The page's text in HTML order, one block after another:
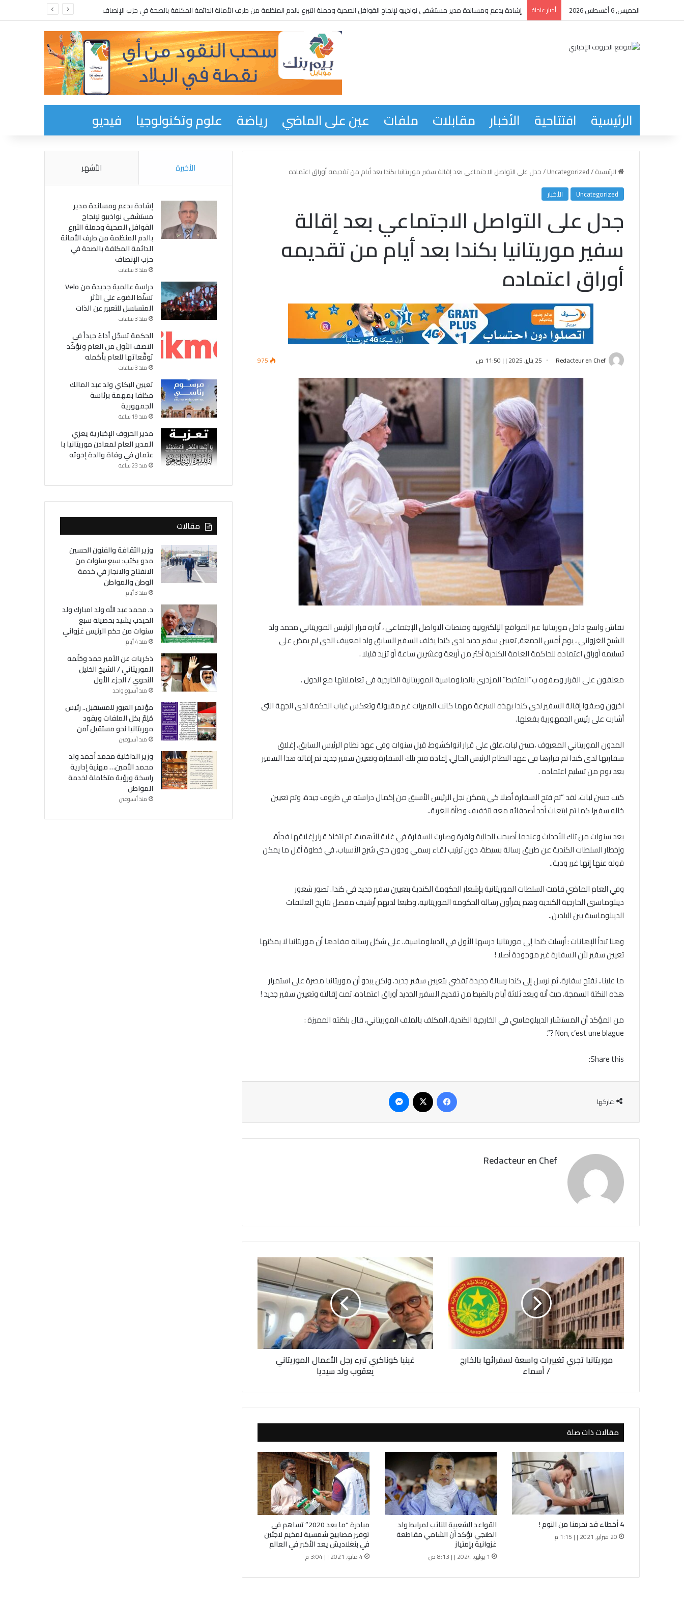
الخميس, 6 أغسطس 2026 أخبار عاجلة إشادة بدعم ومساندة مدير مستشفى نواذيبو لإنجاح القوافل الصحية وحملة التبرع بالدم المنظمة من طرف الأمانة الدائمة المكلفة بالصحة في حزب الإنصاف
الرئيسية افتتاحية الأخبار مقابلات ملفات عين على الماضي رياضة علوم وتكنولوجيا فيديو
الرئيسية/
Uncategorized
/جدل على التواصل الاجتماعي بعد إقالة سفير موريتانيا بكندا بعد أيام من تقديمه أوراق اعتماده
Uncategorized
الأخبار
جدل على التواصل الاجتماعي بعد إقالة
سفير موريتانيا بكندا بعد أيام من تقديمه
أوراق اعتماده
Redacteur en Chef 25 يناير, 2025 | | 11:50 ص 975
نقاش واسع داخل موريتانيا عبر المواقع الإلكترونية ومنصات التواصل الإجتماعي ، أثاره قرار الرئيس الموريتاني محمد ولد
الشيخ الغزواني ، يوم أمس الجمعة, تعيين سفير جديد لدى كندا يخلف السفير السابق ولد امعييف الذى لم يمض على
تسليمه أوراق اعتماده للحاكمة العامة الكندية أكثر من أربعة وعشرين ساعة أو تزيد قليلا .
معلقون على القرار وصفوه ب”المتخبط” المزدرى بالدبلوماسية الموريتانية الخارجية فى تعاملاتها مع الدول .
آخرون وصفوا إقالة السفير لدى كندا بهذه السرعة مهما كانت المبررات غير مقبولة وتعكس غياب الحكمة لدى الجهة التى
أشارت على رئيس الجمهورية بفعلها.
المدون الموريتاني المعروف ،حسن لبات،علق على قرار انواكشوط، قبل سنوات وفى عهد نظام الرئيس السابق، إغلاق
سفارتها لدى كندا ثم قرارها فى عهد النظام الرئيس الحالي، إعادة فتح تلك السفارة وتعيين سفير جديد ثم إقالة هذا السفير
بعد يوم من تسليم اعتماده .
كتب حسن لبات، لقد “تم فتح السفارة أصلا كي يتمكن نجل الرئيس الأسبق من إكمال دراسته في ظروف جيدة، وتم تعيين
خاله سفيرا كما تم ابتعاث أحد أصدقائه معه لتخفيف وطأة الغربة..
بعد سنوات من تلك الأحداث وعندما أصبحت الجالية وافرة وصارت السفارة في غاية الأهمية، تم اتخاذ قرار إغلاقها فجأة،
وإخطار السلطات الكندية عن طريق رسالة بسيطة، دون ترتيب لقاء رسمي ودون حتى شرح الأسباب، في خطوة أقل ما يمكن
قوله عنها إنها غير ودية..
وفي العام الماضي قامت السلطات الموريتانية بإشعار الحكومة الكندية بتعيين سفير جديد في كندا. تصور شعور
ديبلوماسيي الخارجية الكندية وهم يقرأون رسالة الحكومة الموريتانية، وطبعا لديهم أرشيف مفصل بتاريخ العلاقات
الديبلوماسية بين البلدين..
وهنا تبدأ الإهانات : أرسلت كندا إلى موريتانيا درسها الأول في الديبلوماسية.. على شكل رسالة مفادها أن موريتانيا لا يمكنها
تعيين سفير لأن السفارة غير موجودة أصلا !
ما علينا.. نفتح سفارة. ثم نرسل إلى كندا رسالة جديدة تقضي بتعيين سفير جديد. ولكن يبدو أن موريتانيا مصرة على استمرار
هذه النكتة السمجة، حيث أنه وبعد ثلاثة أيام بالضبط من تقديم السفير الجديد أوراق اعتماده، تمت إقالته وتعيين سفير جديد !
من المؤكد أن المستشار الديبلوماسي في الخارجية الكندية، المكلف بالملف الموريتاني، قال بلكنته المميزة :
Non, c’est une blague ?”.
Share this:
شاركها
Redacteur en Chef
م
و
ر
ي
ت
ا
ن
ي
ا
ي
غ
ي
ر
ا
ع
ل
س
موريتانيا تجري تغييرات واسعة لسفرائها بالخارج
/ أسماء
غ
ي
ن
ي
ا
ك
و
ن
ا
ت
ر
ء
ج
ل
ا
ل
أ
ع
م
ا
ل
ا
م
غينيا كوناكري تبرء رجل الأعمال الموريتاني
يعقوب ولد سيديا
مقالات ذات صلة
4 أخطاء قد تحرمنا من النوم !
20 فبراير, 2021 | | 1:15 م
القواعد الشعبية للنائب لمرابط ولد
الطنجي تؤكد أن الشامي مقاطعة
غزوانية بإمتياز
1 يوليو, 2024 | | 8:13 ص
مبادرة “ما بعد 2020” تساهم في
توفير مصابيح شمسية لمخيم لاجئين
في بنغلاديش يعد الأكبر في العالم
4 مايو, 2021 | | 3:04 م
الأخيرة الأشهر
إشادة بدعم ومساندة مدير
مستشفى نواذيبو لإنجاح
القوافل الصحية وحملة التبرع
بالدم المنظمة من طرف الأمانة
الدائمة المكلفة بالصحة في
حزب الإنصاف
منذ 3 ساعات
دراسة عالمية جديدة من Velo
تسلّط الضوء على الأثر
المتسلسل للتعبير عن الذات
منذ 3 ساعات
الحكمة تسجّل أداءً جيداً في
النصف الأول من العام وتؤكّد
توقّعاتها للعام بأكمله
منذ 3 ساعات
تعيين البكاي ولد عبد المالك
مكلفا بمهمة برئاسة
الجمهورية
منذ 19 ساعة
مدير الحروف الإخبارية يعزي
المدير العام لمعادن موريتانيا با
عثمان في وفاة والدة إخوته
منذ 23 ساعة
مقالات
وزير الثقافة والفنون الحسين
مدو يكتب: سبع سنوات من
الانفتاح والانجاز في خدمة
الوطن والمواطن
منذ 3 أيام
د. محمد عبد الله ولد امبارك ولد
الحيدب يشيد بحصيلة سبع
سنوات من حكم الرئيس غزواني
منذ 4 أيام
ذكريات عن الأمير حمد وحُلْمه
الموريتاني / الشيخ الخليل
النحوي / الجزء الأول
منذ أسبوع واحد
مؤتمر العبور للمستقبل.. رئيس
مُلِمّ بكل الملفات ويقود
موريتانيا نحو مستقبل آمن
منذ أسبوعين
وزير الداخلية محمد أحمد ولد
محمد الأمين… مهنية إدارية
راسخة ورؤية متكاملة لخدمة
المواطن
منذ أسبوعين